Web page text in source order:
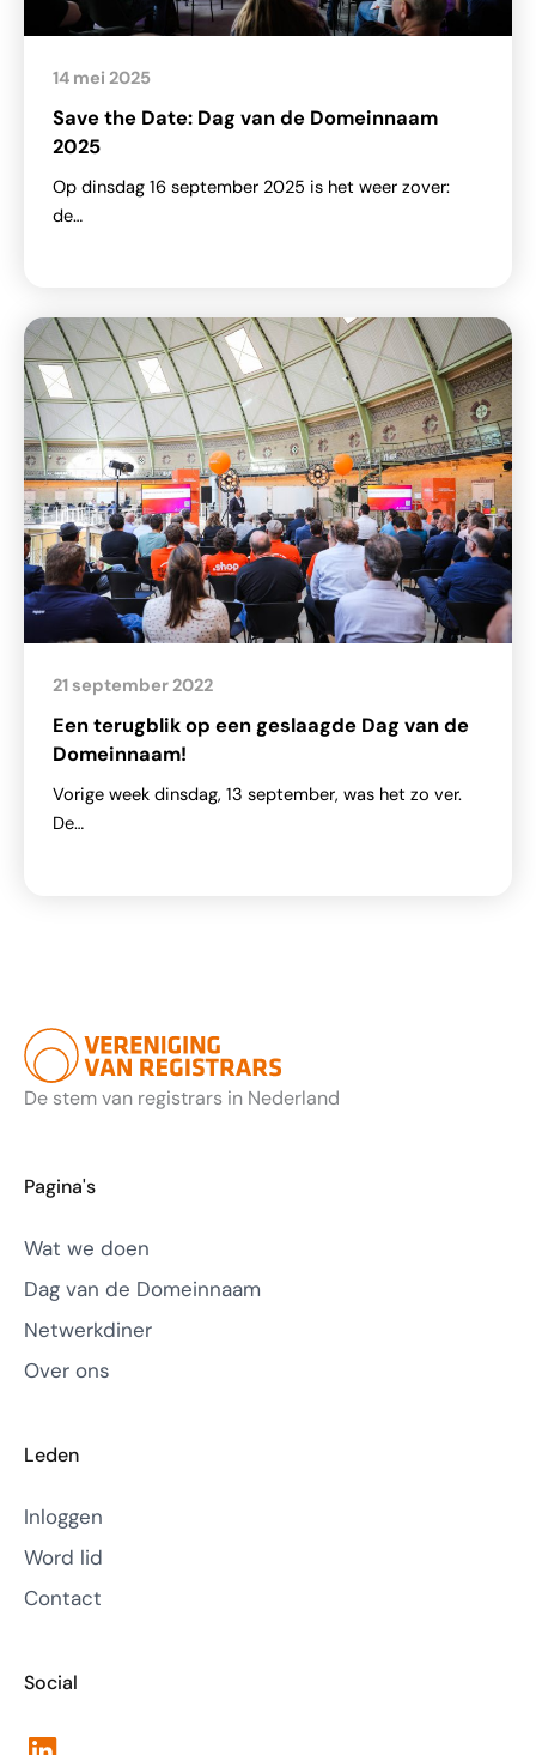
Save the Date: Dag van de Domeinnaam
2025
14 mei 2025
Op dinsdag 16 september 2025 is het weer zover:
de…
Een terugblik op een geslaagde Dag van de
Domeinnaam!
21 september 2022
Vorige week dinsdag, 13 september, was het zo ver.
De…
De stem van registrars in Nederland
Pagina's
Wat we doen
Dag van de Domeinnaam
Netwerkdiner
Over ons
Leden
Inloggen
Word lid
Contact
Social